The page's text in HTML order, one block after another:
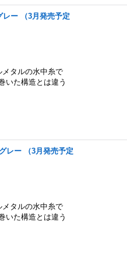
レー （3月発売予定
タルの水中糸で
いた構造とは違う
レー （3月発売予定
タルの水中糸で
いた構造とは違う